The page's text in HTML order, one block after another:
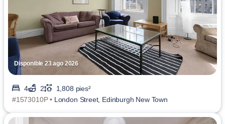
Disponible 23 ago 2026
4 2
1,808 pies²
#1573010P • London Street, Edinburgh New Town